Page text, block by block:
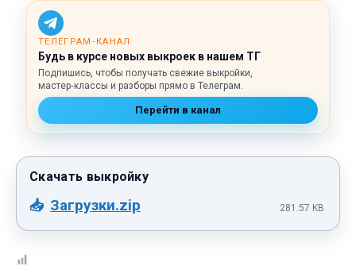
ТЕЛЕГРАМ‑КАНАЛ
Будь в курсе новых выкроек в нашем ТГ
Подпишись, чтобы получать свежие выкройки,
мастер‑классы и разборы прямо в Телеграм.
Перейти в канал
Загрузки.zip 281.57 KB